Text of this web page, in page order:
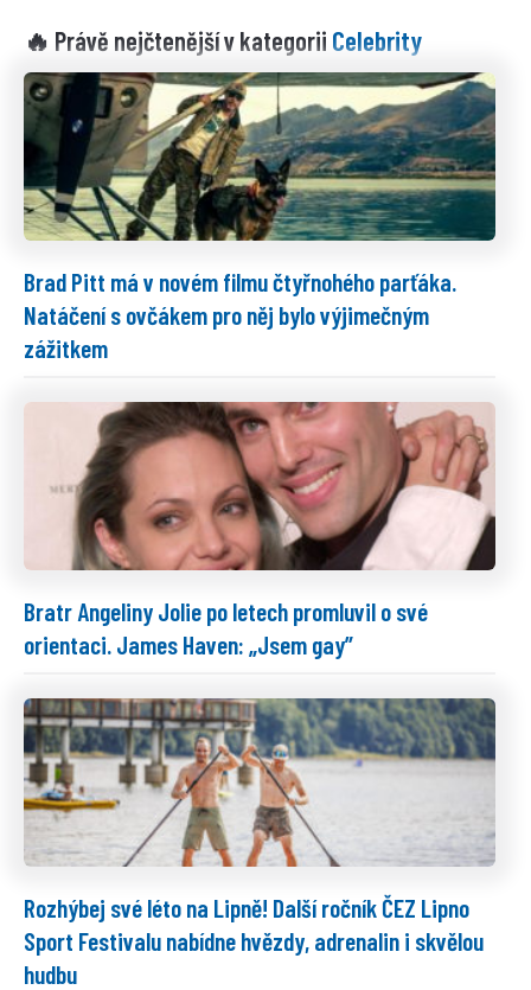
🔥 Právě nejčtenější v kategorii Celebrity
Brad Pitt má v novém filmu čtyřnohého parťáka.
Natáčení s ovčákem pro něj bylo výjimečným
zážitkem
Bratr Angeliny Jolie po letech promluvil o své
orientaci. James Haven: „Jsem gay”
Rozhýbej své léto na Lipně! Další ročník ČEZ Lipno
Sport Festivalu nabídne hvězdy, adrenalin i skvělou
hudbu